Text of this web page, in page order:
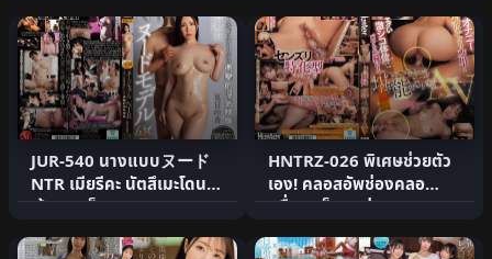
JUR-540 นางแบบヌード
NTR เมียรีคะ นัตสึเมะโดน
เจ้านายเย็ด
HNTRZ-026 พิเศษช่วยตัว
เอง! คลอสอัพช่องคลอ
ดลื่นๆ เย็ดทุกท่า